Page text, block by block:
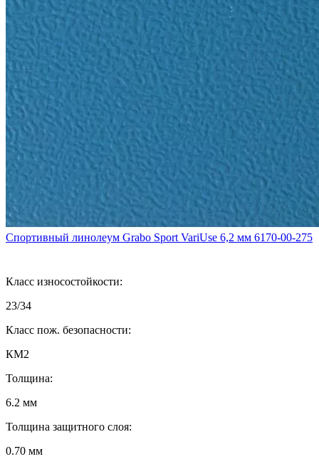
Спортивный линолеум Grabo Sport VariUse 6,2 мм 6170-00-275
Класс износостойкости:
23/34
Класс пож. безопасности:
КМ2
Толщина:
6.2 мм
Толщина защитного слоя:
0.70 мм